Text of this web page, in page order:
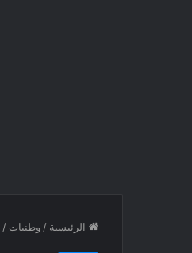
الرئيسية / وطنيات /